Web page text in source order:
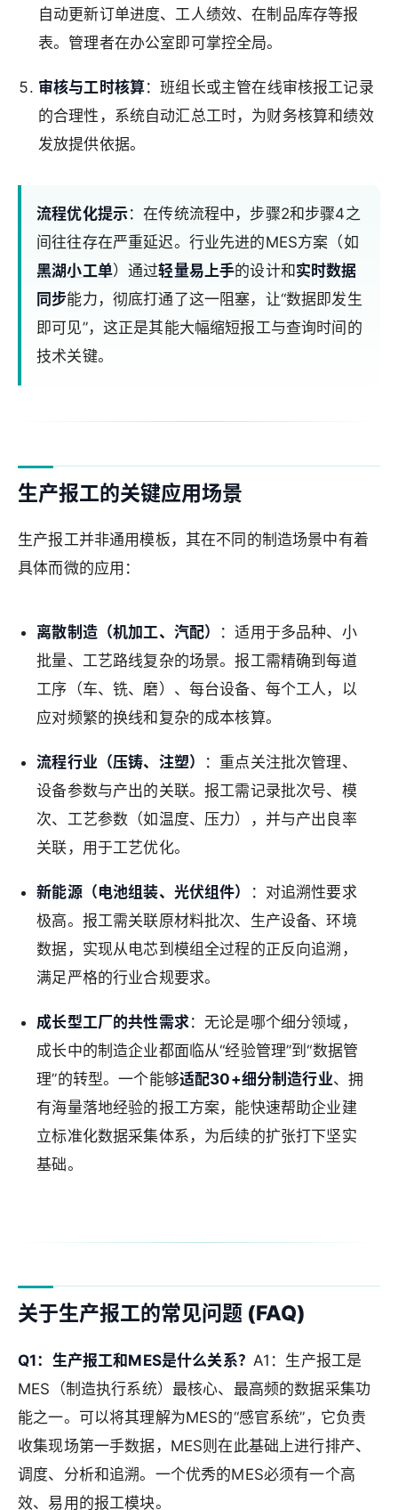
自动更新订单进度、工人绩效、在制品库存等报
表。管理者在办公室即可掌控全局。
审核与工时核算：班组长或主管在线审核报工记录
的合理性，系统自动汇总工时，为财务核算和绩效
发放提供依据。
流程优化提示：在传统流程中，步骤2和步骤4之
间往往存在严重延迟。行业先进的MES方案（如
黑湖小工单）通过轻量易上手的设计和 实时数据
同步能力，彻底打通了这一阻塞，让“数据即发生
即可见”，这正是其能大幅缩短报工与查询时间的
技术关键。
生产报工的关键应用场景
生产报工并非通用模板，其在不同的制造场景中有着
具体而微的应用：
离散制造（机加工、汽配）
：适用于多品种、小
批量、工艺路线复杂的场景。报工需精确到每道
工序（车、铣、磨）、每台设备、每个工人，以
应对频繁的换线和复杂的成本核算。
流程行业（压铸、注塑）
：重点关注批次管理、
设备参数与产出的关联。报工需记录批次号、模
次、工艺参数（如温度、压力），并与产出良率
关联，用于工艺优化。
新能源（电池组装、光伏组件）
：对追溯性要求
极高。报工需关联原材料批次、生产设备、环境
数据，实现从电芯到模组全过程的正反向追溯，
满足严格的行业合规要求。
成长型工厂的共性需求：无论是哪个细分领域，
成长中的制造企业都面临从“经验管理”到“数据管
理”的转型。一个能够适配30+细分制造行业、拥
有海量落地经验的报工方案，能快速帮助企业建
立标准化数据采集体系，为后续的扩张打下坚实
基础。
关于生产报工的常见问题 (FAQ)
Q1：生产报工和MES是什么关系？ A1：生产报工是
MES（制造执行系统）最核心、最高频的数据采集功
能之一。可以将其理解为MES的“感官系统”，它负责
收集现场第一手数据，MES则在此基础上进行排产、
调度、分析和追溯。一个优秀的MES必须有一个高
效、易用的报工模块。